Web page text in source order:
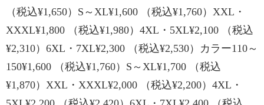
（税込¥1,650）S～XL¥1,600 （税込¥1,760）XXL・
XXXL¥1,800 （税込¥1,980）4XL・5XL¥2,100 （税込
¥2,310）6XL・7XL¥2,300 （税込¥2,530）カラー110～
150¥1,600 （税込¥1,760）S～XL¥1,700 （税込
¥1,870）XXL・XXXL¥2,000 （税込¥2,200）4XL・